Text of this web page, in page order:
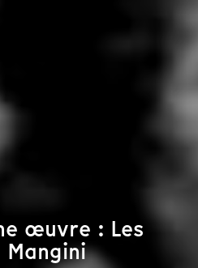
œuvre : Les